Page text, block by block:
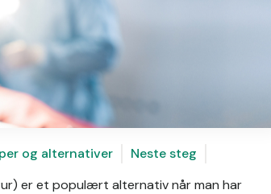
og alternativer
Neste steg
er et populært alternativ når man har